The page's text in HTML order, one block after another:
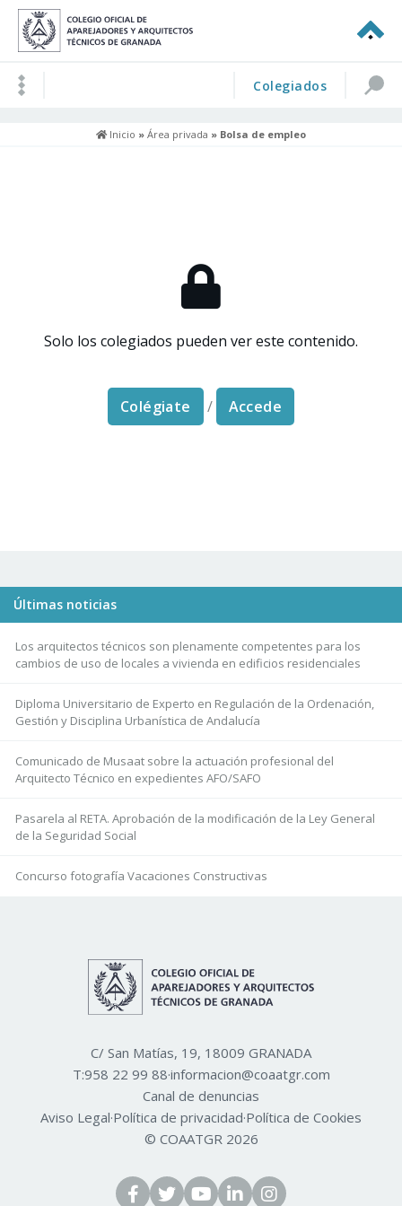
Colegiados
Inicio » Área privada » Bolsa de empleo
Solo los colegiados pueden ver este contenido.
Colégiate / Accede
Últimas noticias
Los arquitectos técnicos son plenamente competentes para los
cambios de uso de locales a vivienda en edificios residenciales
Diploma Universitario de Experto en Regulación de la Ordenación,
Gestión y Disciplina Urbanística de Andalucía
Comunicado de Musaat sobre la actuación profesional del
Arquitecto Técnico en expedientes AFO/SAFO
Pasarela al RETA. Aprobación de la modificación de la Ley General
de la Seguridad Social
Concurso fotografía Vacaciones Constructivas
C/ San Matías, 19, 18009 GRANADA
T:958 22 99 88·informacion@coaatgr.com
Canal de denuncias
Aviso Legal·Política de privacidad·Política de Cookies
© COAATGR 2026